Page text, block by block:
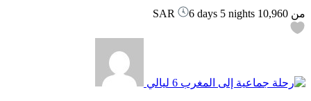
من 6 days 5 nights